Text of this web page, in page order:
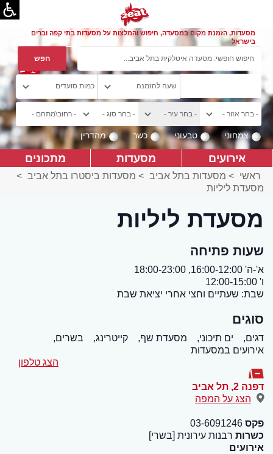
מסעדות, הזמנת מקום במסעדה, חיפוש והמלצות על מסעדות בתי קפה וברים
בישראל
צמחוני טבעוני כשר מהדרין
אירועים מסעדות מתכונים
ראשי > מסעדות בתל אביב > מסעדות ביסטרו בתל אביב >
מסעדת ליליות
מסעדת ליליות
שעות פתיחה
א'-ה' 16:00-12:00, 18:00-23:00
ו' 12:00-15:00
שבת: שעתיים וחצי אחרי יציאת שבת
סוגים
דגים, ים תיכוני, מסעדת שף, קייטרינג,
בשרים,
אירועים במסעדות
הצג טלפון
דפנה 2 , תל אביב
הצג על המפה
פקס 03-6091246
כשרות רבנות עירונית [בשרי]
אירועים